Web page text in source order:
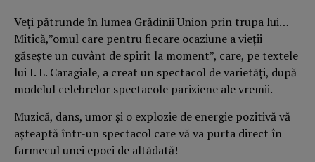
Veți pătrunde în lumea Grădinii Union prin trupa lui…
Mitică,”omul care pentru fiecare ocaziune a vieții
găsește un cuvânt de spirit la moment”, care, pe textele
lui I. L. Caragiale, a creat un spectacol de varietăți, după
modelul celebrelor spectacole pariziene ale vremii.
Muzică, dans, umor și o explozie de energie pozitivă vă
așteaptă într-un spectacol care vă va purta direct în
farmecul unei epoci de altădată!